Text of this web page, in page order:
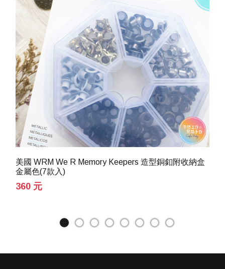
美國 WRM We R Memory Keepers 造型銅釦附收納盒
金屬色(7款入)
360 元